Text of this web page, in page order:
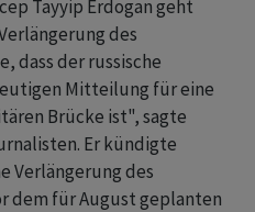
Tayyip Erdogan geht
des
dass der russische
Mitteilung für eine
Brücke ist", sagte
Er kündigte
Verlängerung des
dem für August geplanten